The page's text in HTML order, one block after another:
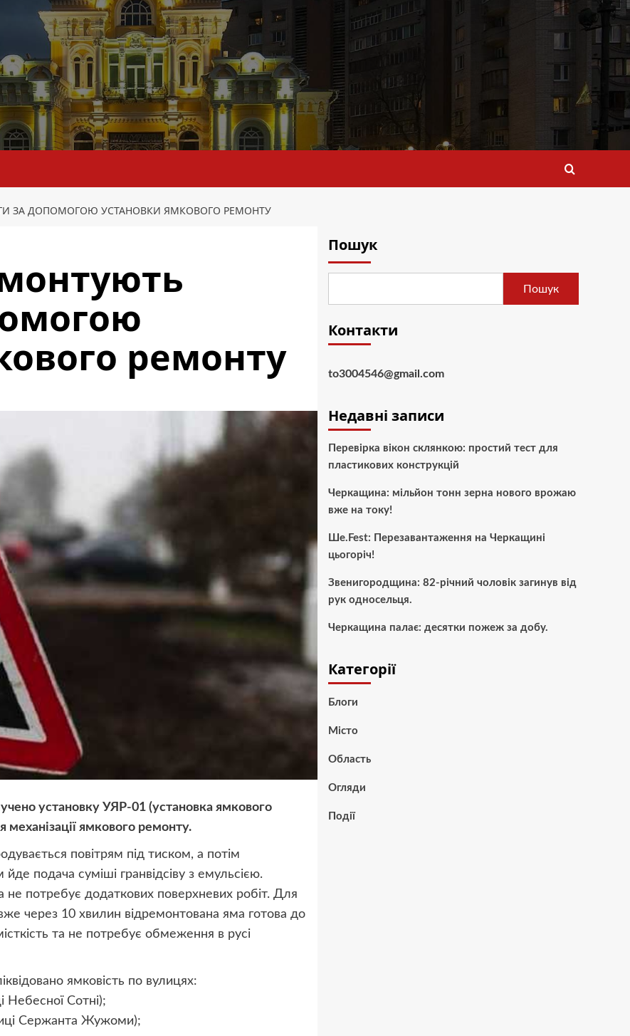
ЗА ДОПОМОГОЮ УСТАНОВКИ ЯМКОВОГО РЕМОНТУ
ремонту
установку УЯР-01 (установка ямкового
ямкового ремонту.
повітрям під тиском, а потім
подача суміші гранвідсіву з емульсією.
потребує додаткових поверхневих робіт. Для
через 10 хвилин відремонтована яма готова до
та не потребує обмеження в русі
ямковість по вулицях:
Небесної Сотні);
Сержанта Жужоми);
Пошук
Пошук
Контакти
to3004546@gmail.com
Недавні записи
Перевірка вікон склянкою: простий тест для
пластикових конструкцій
Черкащина: мільйон тонн зерна нового врожаю
вже на току!
Ше.Fest: Перезавантаження на Черкащині
цьогоріч!
Звенигородщина: 82-річний чоловік загинув від
рук односельця.
Черкащина палає: десятки пожеж за добу.
Категорії
Блоги
Місто
Область
Огляди
Події